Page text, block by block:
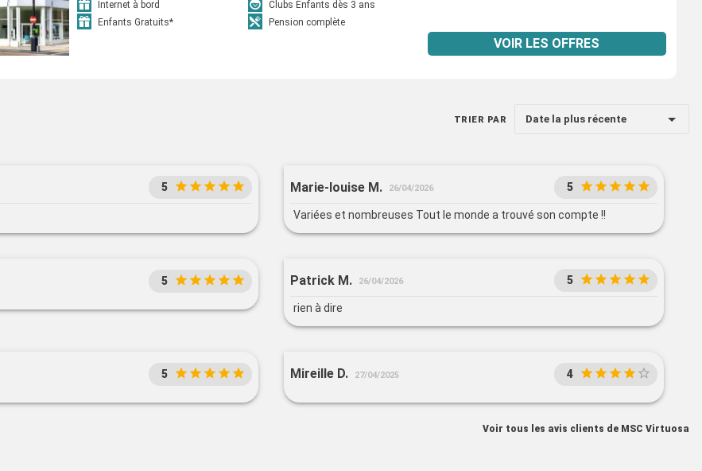
Internet à bord
Clubs Enfants dès 3 ans
Enfants Gratuits*
Pension complète
VOIR LES OFFRES
TRIER PAR Date la plus récente
5 Marie-louise M. 26/04/2026 5
Variées et nombreuses Tout le monde a trouvé son compte !!
5 Patrick M. 26/04/2026 5
rien à dire
5 Mireille D. 27/04/2025 4
Voir tous les avis clients de MSC Virtuosa